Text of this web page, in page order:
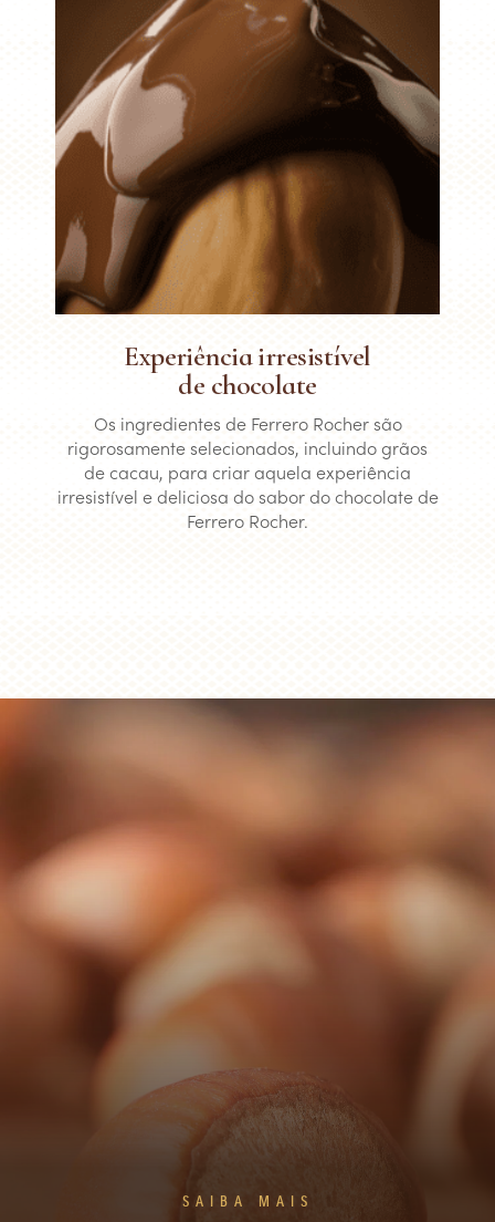
Experiência irresistível
de chocolate
Os ingredientes de Ferrero Rocher são
rigorosamente selecionados, incluindo grãos
de cacau, para criar aquela experiência
irresistível e deliciosa do sabor do chocolate de
Ferrero Rocher.
SAIBA MAIS